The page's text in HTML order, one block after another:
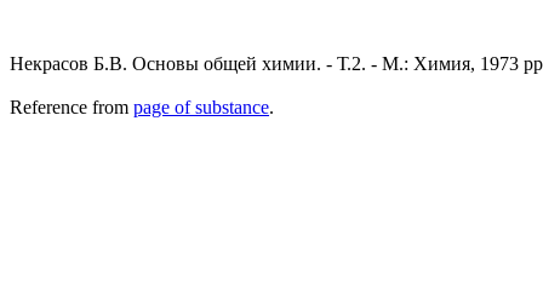
Некрасов Б.В. Основы общей химии. - Т.2. - М.: Химия, 1973
Reference from page of substance.